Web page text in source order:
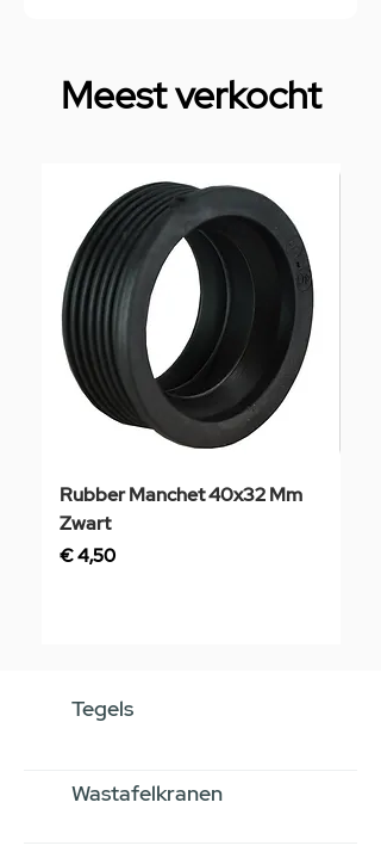
Meest verkocht
Rubber Manchet 40x32 Mm
Zwart
Prijs
€ 4,50
Tegels
Wastafelkranen